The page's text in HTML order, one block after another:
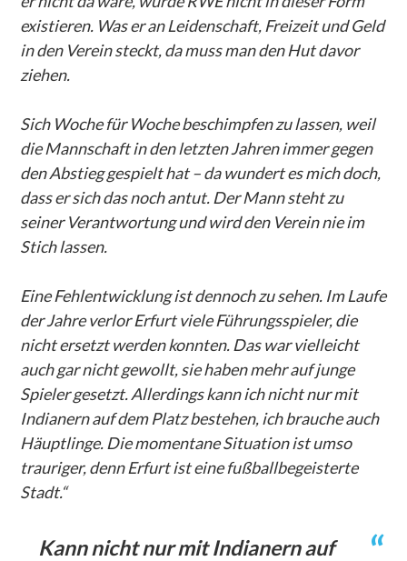
existieren. Was er an Leidenschaft, Freizeit und Geld
in den Verein steckt, da muss man den Hut davor
ziehen.
Sich Woche für Woche beschimpfen zu lassen, weil
die Mannschaft in den letzten Jahren immer gegen
den Abstieg gespielt hat – da wundert es mich doch,
dass er sich das noch antut. Der Mann steht zu
seiner Verantwortung und wird den Verein nie im
Stich lassen.
Eine Fehlentwicklung ist dennoch zu sehen. Im Laufe
der Jahre verlor Erfurt viele Führungsspieler, die
nicht ersetzt werden konnten. Das war vielleicht
auch gar nicht gewollt, sie haben mehr auf junge
Spieler gesetzt. Allerdings kann ich nicht nur mit
Indianern auf dem Platz bestehen, ich brauche auch
Häuptlinge. Die momentane Situation ist umso
trauriger, denn Erfurt ist eine fußballbegeisterte
Stadt.“
Kann nicht nur mit Indianern auf